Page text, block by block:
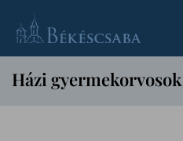
Házi gyermekorvosok